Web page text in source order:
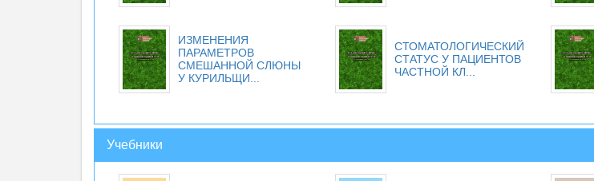
ИЗМЕНЕНИЯ
ПАРАМЕТРОВ
СМЕШАННОЙ СЛЮНЫ
У КУРИЛЬЩИ...
СТОМАТОЛОГИЧЕСКИЙ
СТАТУС У ПАЦИЕНТОВ
ЧАСТНОЙ КЛ...
Учебники